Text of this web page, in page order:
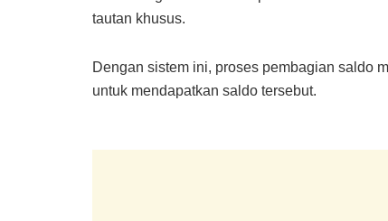
tautan khusus.
Dengan sistem ini, proses pembagian saldo
untuk mendapatkan saldo tersebut.